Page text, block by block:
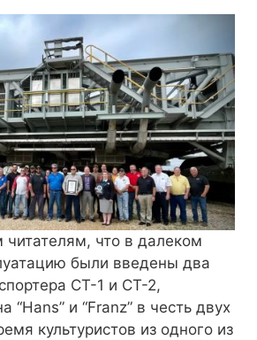
что в далеком
были введены два
CT-1 и CT-2,
“Hans” и “Franz” в честь двух
культуристов из одного из